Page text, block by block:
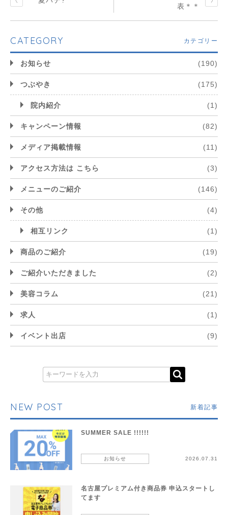
表＊＊
CATEGORY カテゴリー
お知らせ (190)
つぶやき (175)
院内紹介 (1)
キャンペーン情報 (82)
メディア掲載情報 (11)
アクセス方法は こちら (3)
メニューのご紹介 (146)
その他 (4)
相互リンク (1)
商品のご紹介 (19)
ご紹介いただきました (2)
美容コラム (21)
求人 (1)
イベント出店 (9)
NEW POST 新着記事
SUMMER SALE !!!!!!
お知らせ 2026.07.31
名古屋プレミアム付き商品券 申込スタートし
てます